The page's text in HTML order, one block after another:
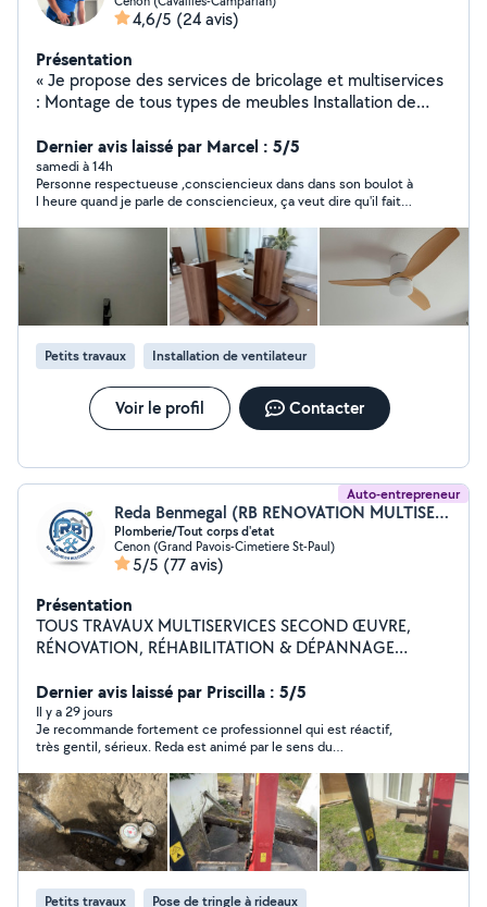
4,6/5 (24 avis)
Présentation
« Je propose des services de bricolage et multiservices
: Montage de tous types de meubles Installation de
stores Fixation de miroirs, étagères et décorations
Petits travaux et aide à domicile Assistance pour
climatisation (installation simple, nettoyage, support)
Sérieuse, rapide et soigneuse. Je m'adapte à vos
besoins et je travaille proprement. N'hésitez pas à me
contacter. » MES PRIX SON ABORDABLE
Dernier avis laissé par Marcel : 5/5
samedi à 14h
Personne respectueuse ,consciencieux dans dans son boulot à
l heure quand je parle de consciencieux, ça veut dire qu'il fait
écoute par rapport à ce qu'on lui demande à réparer . C est une
personne que je vous recommande rapport qualité-prix
Petits travaux Installation de ventilateur
Voir le profil Contacter
Auto-entrepreneur
Reda Benmegal (RB RENOVATION MULTISERVICE)
Plomberie/Tout corps d'etat
Cenon (Grand Pavois-Cimetiere St-Paul)
5/5 (77 avis)
Présentation
TOUS TRAVAUX MULTISERVICES SECOND ŒUVRE,
RÉNOVATION, RÉHABILITATION & DÉPANNAGE
ASSAINISSEMENT ET PLUS ENCORE ! INTERVENTION
RAPIDE, TRAVAIL SOIGNÉ, SATISFACTION GARANTIE.
DÉPLACEMENT DANS TOUT BORDEAUX ET LE
DÉPARTEMENT 33
Dernier avis laissé par Priscilla : 5/5
Il y a 29 jours
Je recommande fortement ce professionnel qui est réactif,
très gentil, sérieux. Reda est animé par le sens du
fermés ».
Petits travaux Pose de tringle à rideaux